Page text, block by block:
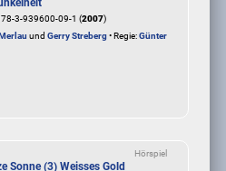
3-939600-09-1 (2007)
und Gerry Streberg• Regie:Günter
Hörspiel
Sonne (3) Weisses Gold